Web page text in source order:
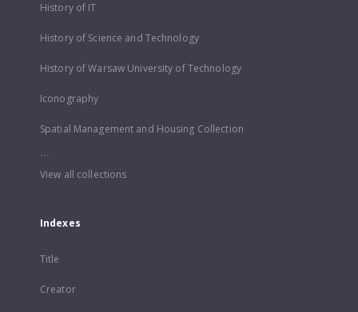
History of IT
History of Science and Technology
History of Warsaw University of Technology
Iconography
Spatial Management and Housing Collection
...
View all collections
Indexes
Title
Creator